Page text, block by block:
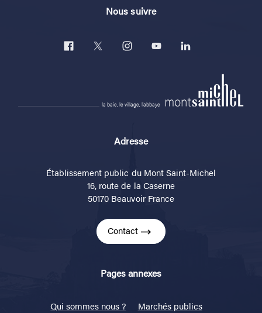
Nous suivre
la baie, le village, l'abbaye
Adresse
Établissement public du Mont Saint-Michel
16, route de la Caserne
50170 Beauvoir France
Contact
Pages annexes
Qui sommes nous ?
Marchés publics